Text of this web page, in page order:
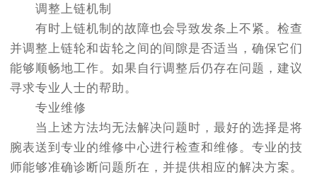
调整上链机制
有时上链机制的故障也会导致发条上不紧。检查
并调整上链轮和齿轮之间的间隙是否适当，确保它们
能够顺畅地工作。如果自行调整后仍存在问题，建议
寻求专业人士的帮助。
专业维修
当上述方法均无法解决问题时，最好的选择是将
腕表送到专业的维修中心进行检查和维修。专业的技
师能够准确诊断问题所在，并提供相应的解决方案。